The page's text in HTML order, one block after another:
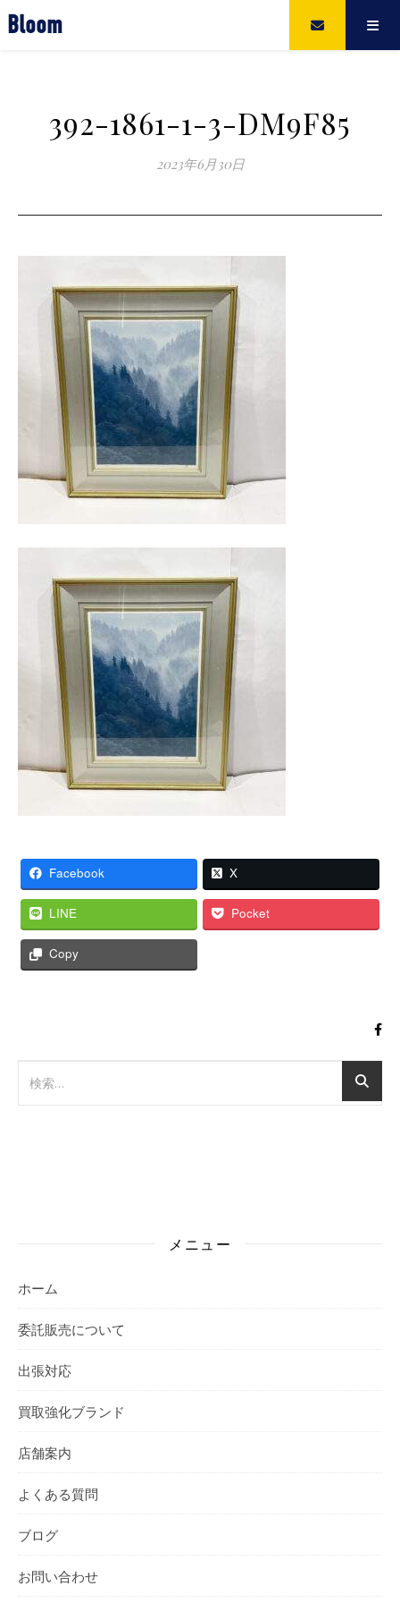
Bloom
392-1861-1-3-DM9F85
2023年6月30日
Facebook X
LINE Pocket
Copy
メニュー
ホーム
委託販売について
出張対応
買取強化ブランド
店舗案内
よくある質問
ブログ
お問い合わせ